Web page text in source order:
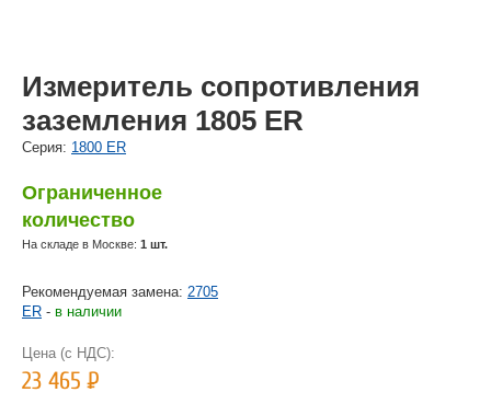
Измеритель сопротивления
заземления 1805 ER
Cерия: 1800 ER
Ограниченное
количество
На складе в Москве: 1 шт.
Рекомендуемая замена: 2705
ER - в наличии
Цена (с НДС):
23 465Р